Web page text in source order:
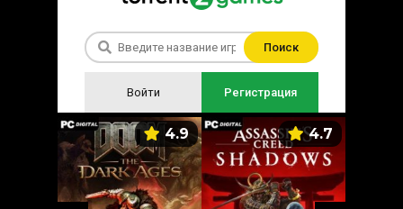
Поиск
Войти Регистрация
4.9 4.7